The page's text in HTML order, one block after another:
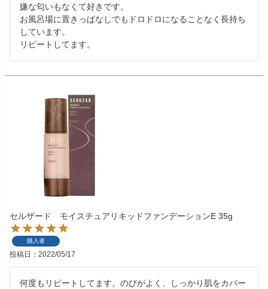
嫌な匂いもなくて好きです。
お風呂場に置きっぱなしでもドロドロになることなく長持ち
しています。
リピートしてます。
セルザード モイスチュアリキッドファンデーションE 35g
購入者
投稿日 2022/05/17
何度もリピートしてます。のびがよく、しっかり肌をカバー